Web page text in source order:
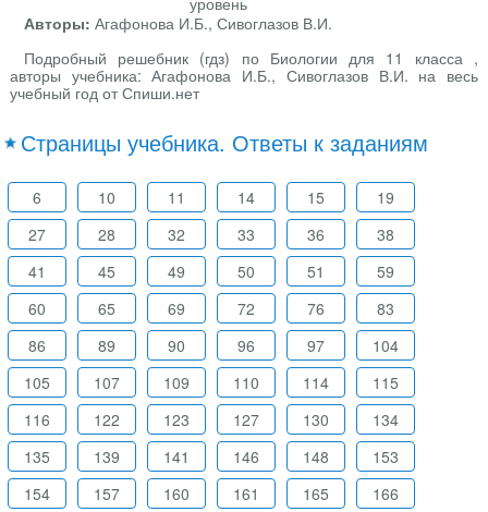
Авторы: Агафонова И.Б., Сивоглазов В.И.
Подробный решебник (гдз) по Биологии для 11 класса ,
авторы учебника: Агафонова И.Б., Сивоглазов В.И. на весь
учебный год от Спиши.нет
Страницы учебника. Ответы к заданиям
6 10 11 14 15
19
27
28 32 33 36
38
41
45 49 50 51
59
60
65 69 72 76
83
86
89 90 96 97
104
105
107 109 110 114
115
116
122 123 127 130
134
135
139 141 146 148
153
154
157 160 161 165 166